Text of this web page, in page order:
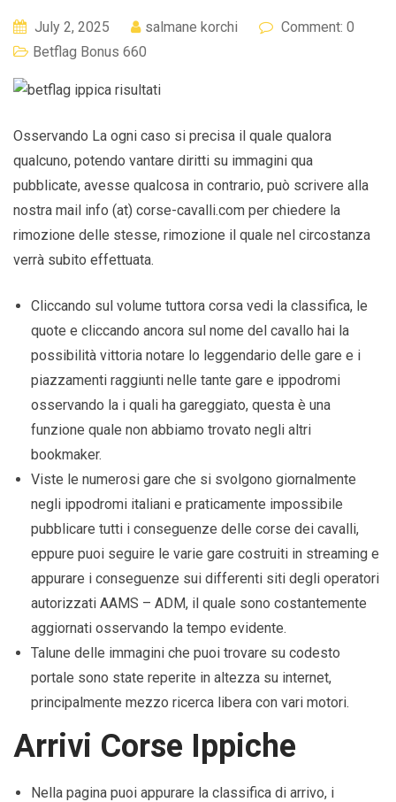
July 2, 2025 salmane korchi
Comment: 0
Betflag Bonus 660
Osservando La ogni caso si precisa il quale qualora
qualcuno, potendo vantare diritti su immagini qua
pubblicate, avesse qualcosa in contrario, può scrivere alla
nostra mail info (at) corse-cavalli.com per chiedere la
rimozione delle stesse, rimozione il quale nel circostanza
verrà subito effettuata.
Cliccando sul volume tuttora corsa vedi la classifica, le
quote e cliccando ancora sul nome del cavallo hai la
possibilità vittoria notare lo leggendario delle gare e i
piazzamenti raggiunti nelle tante gare e ippodromi
osservando la i quali ha gareggiato, questa è una
funzione quale non abbiamo trovato negli altri
bookmaker.
Viste le numerosi gare che si svolgono giornalmente
negli ippodromi italiani e praticamente impossibile
pubblicare tutti i conseguenze delle corse dei cavalli,
eppure puoi seguire le varie gare costruiti in streaming e
appurare i conseguenze sui differenti siti degli operatori
autorizzati AAMS – ADM, il quale sono costantemente
aggiornati osservando la tempo evidente.
Talune delle immagini che puoi trovare su codesto
portale sono state reperite in altezza su internet,
principalmente mezzo ricerca libera con vari motori.
Arrivi Corse Ippiche
Nella pagina puoi appurare la classifica di arrivo, i